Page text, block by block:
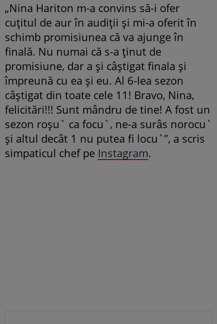
„Nina Hariton m-a convins să-i ofer
cuțitul de aur în audiții și mi-a oferit în
schimb promisiunea că va ajunge în
finală. Nu numai că s-a ținut de
promisiune, dar a și câștigat finala și
împreună cu ea și eu. Al 6-lea sezon
câștigat din toate cele 11! Bravo, Nina,
felicitări!!! Sunt mândru de tine! A fost un
sezon roșu` ca focu`, ne-a surâs norocu`
și altul decât 1 nu putea fi locu`”, a scris
simpaticul chef pe Instagram.